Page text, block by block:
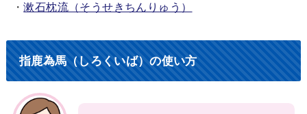
・漱石枕流（そうせきちんりゅう）
指鹿為馬（しろくいば）の使い方